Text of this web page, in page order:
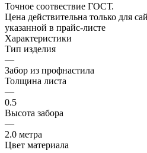
Точное соотвествие ГОСТ.
Цена действительна только для
указанной в прайс-листе
Характеристики
Тип изделия
—
Забор из профнастила
Толщина листа
—
0.5
Высота забора
—
2.0 метра
Цвет материала